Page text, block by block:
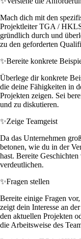
Mach dich mit den
Projektleiter TGA /
gründlich durch und
zu den geforderten
✨Bereite konkrete
Überlege dir konkrete
die deine Fähigkeiten in
Projekten zeigen. Sei
und zu diskutieren.
✨Zeige Teamgeist
Da das Unternehmen
betonen, wie du in der
hast. Bereite
verdeutlichen.
✨Fragen stellen
Bereite einige Fragen
zeigt dein Interesse an
den aktuellen Projekten
die Arbeitsweise des